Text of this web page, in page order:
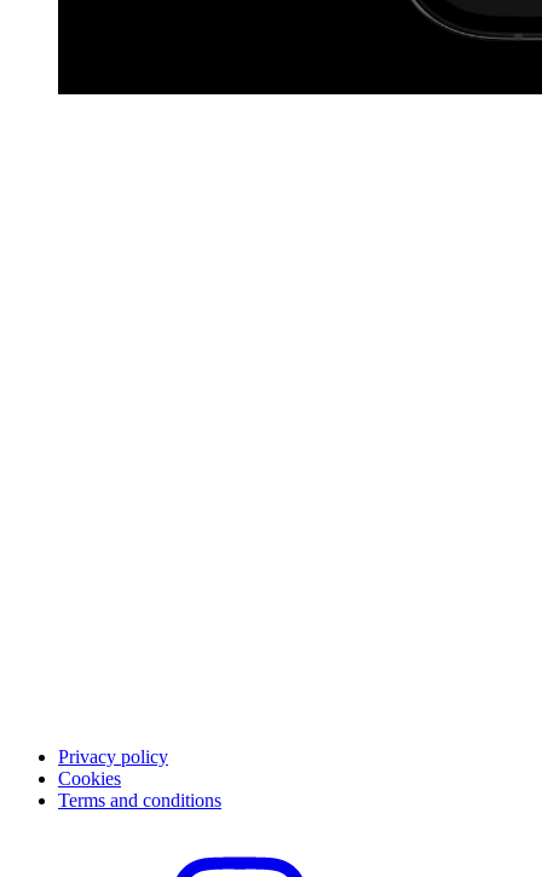
Privacy policy
Cookies
Terms and conditions